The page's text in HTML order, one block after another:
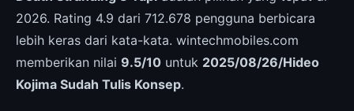
2026. Rating 4.9 dari 712.678 pengguna berbicara
lebih keras dari kata-kata. wintechmobiles.com
memberikan nilai 9.5/10 untuk 2025/08/26/Hideo
Kojima Sudah Tulis Konsep.